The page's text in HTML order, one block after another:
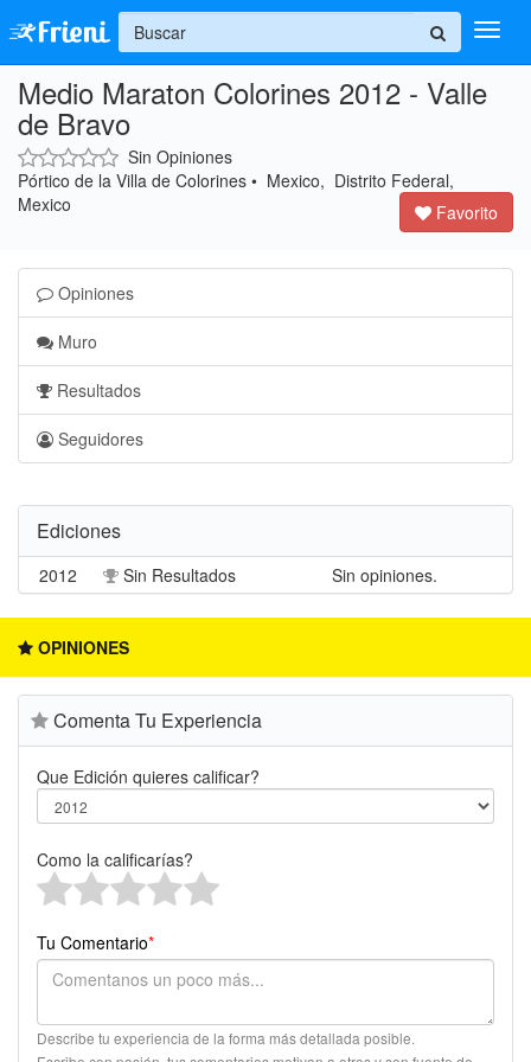
Ingresar
Inicio
Ayuda
+
Medio Maraton Colorines 2012 - Valle
de Bravo
Sin Opiniones
Pórtico de la Villa de Colorines • Mexico, Distrito Federal,
Mexico
Favorito
Opiniones
Muro
Resultados
Seguidores
Ediciones
2012 Sin Resultados Sin opiniones.
OPINIONES
Comenta Tu Experiencia
Que Edición quieres calificar?
Como la calificarías?
Tu Comentario*
Describe tu experiencia de la forma más detallada posible.